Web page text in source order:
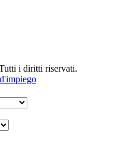
i diritti riservati.